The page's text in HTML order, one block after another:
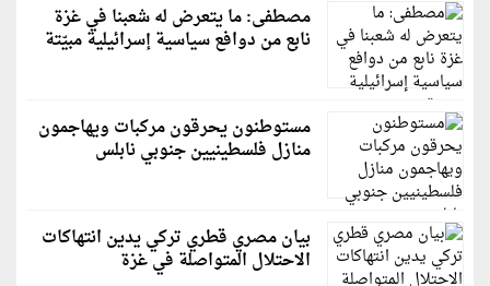
مصطفى: ما يتعرض له شعبنا في غزة
نابع من دوافع سياسية إسرائيلية مبيّتة
مستوطنون يحرقون مركبات ويهاجمون
منازل فلسطينيين جنوبي نابلس
بيان مصري قطري تركي يدين انتهاكات
الاحتلال المتواصلة في غزة